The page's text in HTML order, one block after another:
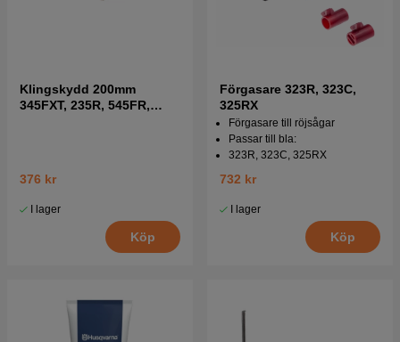
Klingskydd 200mm
345FXT, 235R, 545FR,
376 kr
I lager
Köp
Förgasare 323R, 323C,
325RX
Förgasare till röjsågar
Passar till bla:
323R, 323C, 325RX
732 kr
I lager
Köp